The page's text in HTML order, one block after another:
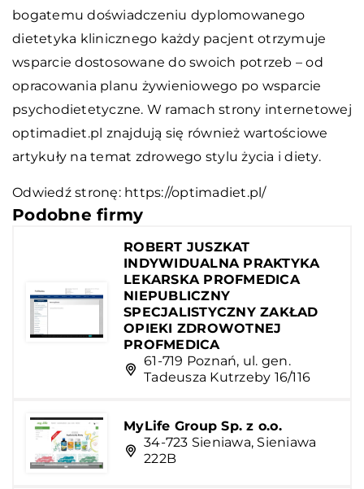
bogatemu doświadczeniu dyplomowanego
dietetyka klinicznego każdy pacjent otrzymuje
wsparcie dostosowane do swoich potrzeb – od
opracowania planu żywieniowego po wsparcie
psychodietetyczne. W ramach strony internetowej
optimadiet.pl znajdują się również wartościowe
artykuły na temat zdrowego stylu życia i diety.
Odwiedź stronę: https://optimadiet.pl/
Podobne firmy
ROBERT JUSZKAT
INDYWIDUALNA PRAKTYKA
LEKARSKA PROFMEDICA
NIEPUBLICZNY
SPECJALISTYCZNY ZAKŁAD
OPIEKI ZDROWOTNEJ
PROFMEDICA
61-719 Poznań, ul. gen.
Tadeusza Kutrzeby 16/116
MyLife Group Sp. z o.o.
34-723 Sieniawa, Sieniawa
222B